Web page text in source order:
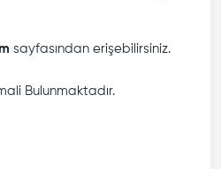
sayfasından erişebilirsiniz.
Bulunmaktadır.